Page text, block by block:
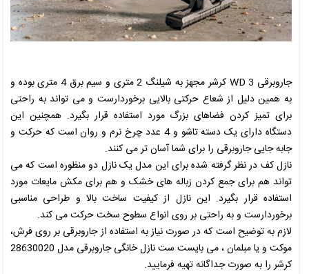
جاروبرقی WD 3 کرشر
مجهز به شیلنگ 2 متری و سیم برق 4 متری بوده و
به همین دلیل از شعاع حرکتی بالایی برخوردارست و می تواند به راحتی
برای تمیز کردن فضاهای بزرگ مورد استفاده قرار بگیرد. همچنین این
دستگاه دارای یک دسته تاشو و 4 عدد چرخ نرم و روان است که حرکت و
جابه جایی جاروبرقی را برای شما آسان تر می کنند.
نازل کف در نظر گرفته شده برای این مدل یک نازل دو منظوره است که می
تواند هم برای جمع کردن زباله های خشک و هم برای مکش مایعات مورد
استفاده قرار بگیرد. این نازل از کیفیت ساخت بالا و طراحی مناسبی
برخوردارست و به راحتی بر روی انواع سطوح سخت حرکت می کند.
لازم به توضیح است که در صورت نیاز به استفاده از جاروبرقی بر روی فرش،
موکت و یا مبلمان ، می بایست ست نازل خانگی جاروبرقی مدل 28630020
کرشررا به صورت جداگانه تهیه فرمایید.